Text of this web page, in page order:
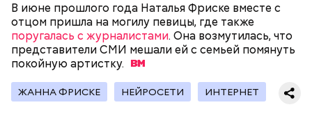
В июне прошлого года Наталья Фриске вместе с
отцом пришла на могилу певицы, где также
поругалась с журналистами. Она возмутилась, что
представители СМИ мешали ей с семьей помянуть
покойную артистку.
ЖАННА ФРИСКЕ НЕЙРОСЕТИ ИНТЕРНЕТ
Международный день подкаблучника — это
шутливый праздник, призванный подчеркнуть, что
гармония в отношениях важнее формального
главенства в паре. Потому в этот день муж и жена
обмениваются своими ролям, и мужчина выполняет